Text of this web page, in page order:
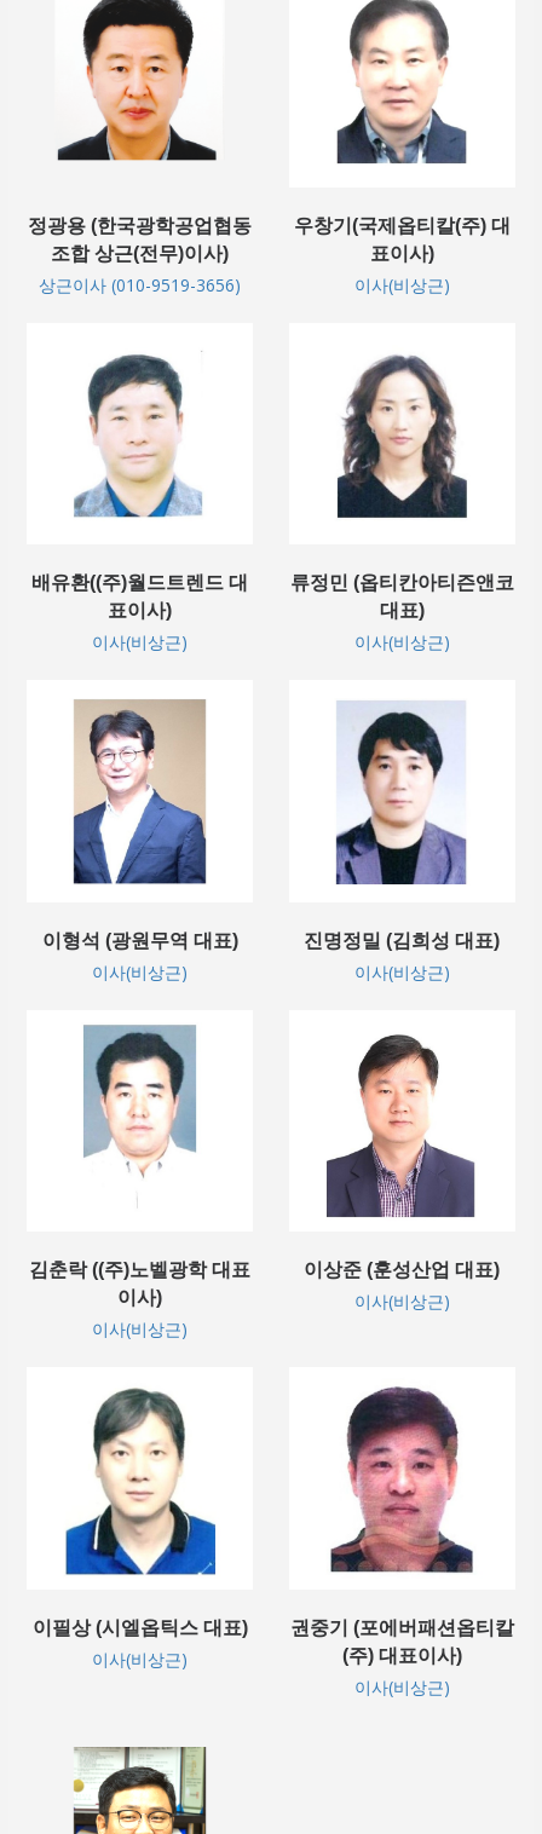
정광용 (한국광학공업협동
조합 상근(전무)이사)
상근이사 (010-9519-3656)
우창기(국제옵티칼(주) 대
표이사)
이사(비상근)
배유환((주)월드트렌드 대
표이사)
이사(비상근)
류정민 (옵티칸아티즌앤코
대표)
이사(비상근)
이형석 (광원무역 대표)
이사(비상근)
진명정밀 (김희성 대표)
이사(비상근)
김춘락 ((주)노벨광학 대표
이사)
이사(비상근)
이상준 (훈성산업 대표)
이사(비상근)
이필상 (시엘옵틱스 대표)
이사(비상근)
권중기 (포에버패션옵티칼
(주) 대표이사)
이사(비상근)